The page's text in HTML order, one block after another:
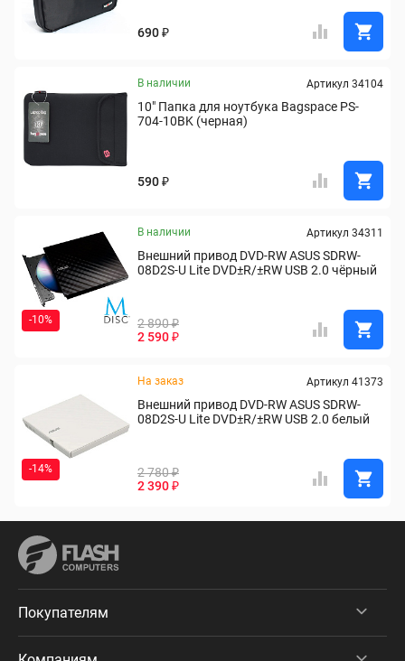
690 ₽
В наличии Артикул 34104
10" Папка для ноутбука Bagspace PS-
704-10BK (черная)
590 ₽
В наличии
-10%
Артикул 34311
Внешний привод DVD-RW ASUS SDRW-
08D2S-U Lite DVD±R/±RW USB 2.0 чёрный
2 890 ₽
2 590 ₽
На заказ
-14%
Артикул 41373
Внешний привод DVD-RW ASUS SDRW-
08D2S-U Lite DVD±R/±RW USB 2.0 белый
2 780 ₽
2 390 ₽
Покупателям